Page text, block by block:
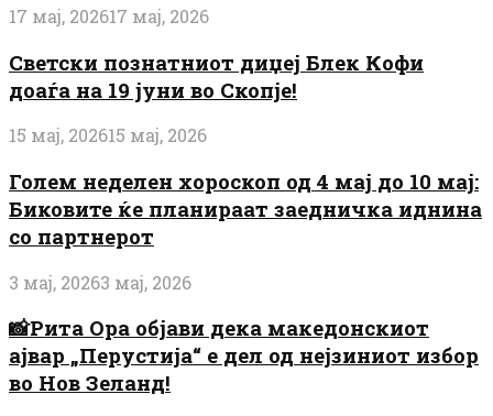
17 мај, 202617 мај, 2026
Светски познатниот диџеј Блек Кофи
доаѓа на 19 јуни во Скопје!
15 мај, 202615 мај, 2026
Голем неделен хороскоп од 4 мај до 10 мај:
Биковите ќе планираат заедничка иднина
со партнерот
3 мај, 20263 мај, 2026
📸Рита Ора објави дека македонскиот
ајвар „Перустија“ е дел од нејзиниот избор
во Нов Зеланд!